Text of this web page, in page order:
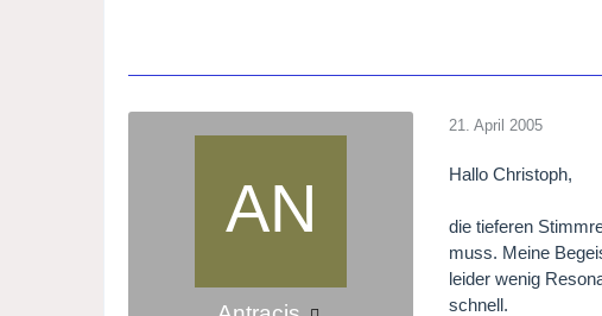
21. April 2005
Hallo Christoph,
die tieferen
muss. Meine
leider wenig
schnell.